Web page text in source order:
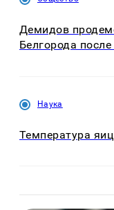
Демидов
Белгорода
Наука
Температура